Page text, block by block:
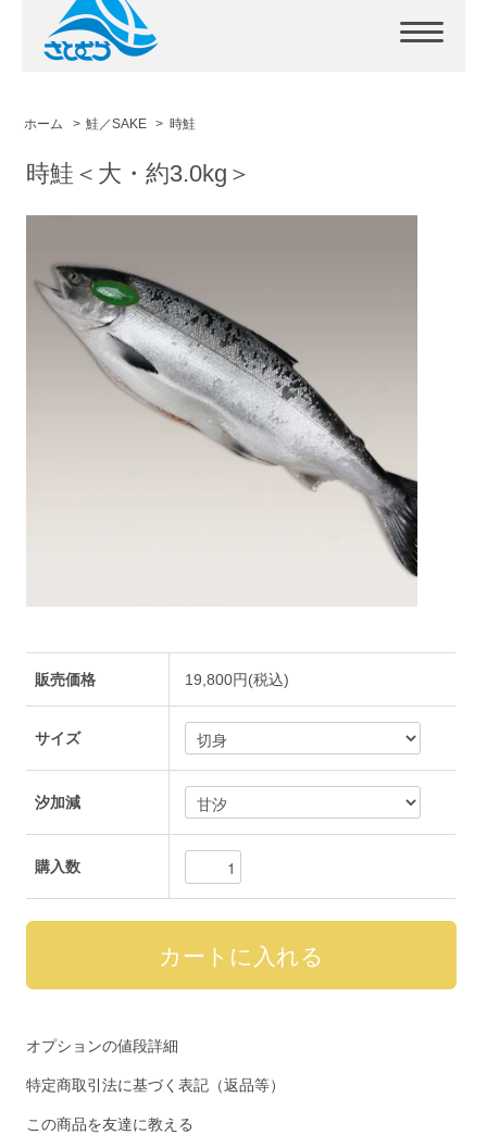
ホーム > 鮭／SAKE > 時鮭
時鮭＜大・約3.0kg＞
販売価格 19,800円(税込)
サイズ
汐加減
購入数
オプションの値段詳細
特定商取引法に基づく表記（返品等）
この商品を友達に教える